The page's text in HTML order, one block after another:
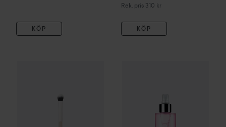
KÖP
Rek. pris 310 kr
Rekommenderat pris 310 kr
KÖP